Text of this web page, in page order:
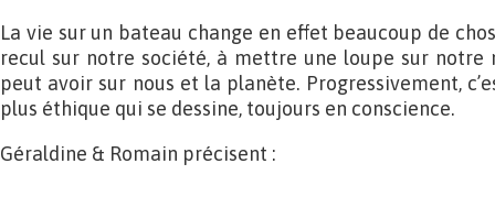
La vie sur un bateau change en effet beaucoup de
recul sur notre société, à mettre une loupe sur notre
peut avoir sur nous et la planète. Progressivement,
plus éthique qui se dessine, toujours en conscience.
Géraldine & Romain précisent :